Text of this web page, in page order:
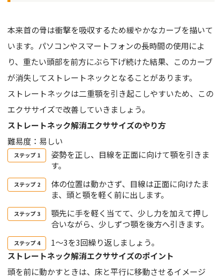
本来首の骨は衝撃を吸収するため緩やかなカーブを描いて
います。パソコンやスマートフォンの長時間の使用によ
り、重たい頭部を前方にぶら下げ続けた結果、このカーブ
が消失してストレートネックとなることがあります。
ストレートネックは二重顎を引き起こしやすいため、この
エクササイズで改善していきましょう。
ストレートネック解消エクササイズのやり方
難易度：易しい
姿勢を正し、目線を正面に向けて顎を引きま
す。
体の位置は動かさず、目線は正面に向けたま
ま、頭と顎を軽く前に出します。
顎先に手を軽く当てて、少し力を加えて押し
合いながら、少しずつ顎を後方へ引きます。
1〜3を3回繰り返しましょう。
ストレートネック解消エクササイズのポイント
頭を前に動かすときは、床と平行に移動させるイメージ